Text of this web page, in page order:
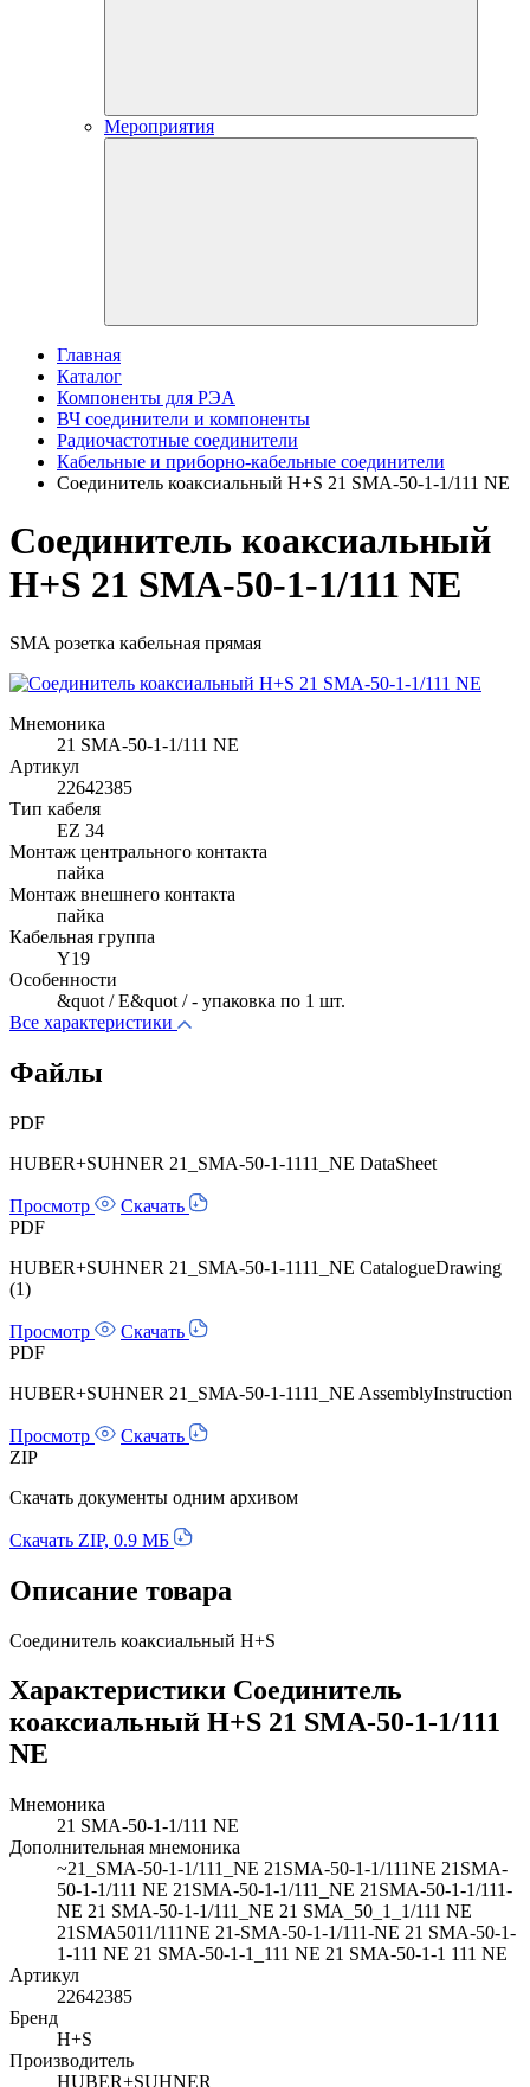
Мероприятия
Главная
Каталог
Компоненты для РЭА
ВЧ соединители и компоненты
Радиочастотные соединители
Кабельные и приборно-кабельные соединители
Соединитель коаксиальный H+S 21 SMA-50-1-1/111 NE
Соединитель коаксиальный
H+S 21 SMA-50-1-1/111 NE
SMA розетка кабельная прямая
Мнемоника
21 SMA-50-1-1/111 NE
Артикул
22642385
Тип кабеля
EZ 34
Монтаж центрального контакта
пайка
Монтаж внешнего контакта
пайка
Кабельная группа
Y19
Особенности
&quot / E&quot / - упаковка по 1 шт.
Все характеристики
Файлы
PDF
HUBER+SUHNER 21_SMA-50-1-1111_NE DataSheet
Просмотр
Скачать
PDF
HUBER+SUHNER 21_SMA-50-1-1111_NE CatalogueDrawing
(1)
Просмотр
Скачать
PDF
HUBER+SUHNER 21_SMA-50-1-1111_NE AssemblyInstruction
Просмотр
Скачать
ZIP
Скачать документы одним архивом
Скачать ZIP, 0.9 МБ
Описание товара
Соединитель коаксиальный H+S
Характеристики Соединитель
коаксиальный H+S 21 SMA-50-1-1/111
NE
Мнемоника
21 SMA-50-1-1/111 NE
Дополнительная мнемоника
~21_SMA-50-1-1/111_NE 21SMA-50-1-1/111NE 21SMA-
50-1-1/111 NE 21SMA-50-1-1/111_NE 21SMA-50-1-1/111-
NE 21 SMA-50-1-1/111_NE 21 SMA_50_1_1/111 NE
21SMA5011/111NE 21-SMA-50-1-1/111-NE 21 SMA-50-1-
1-111 NE 21 SMA-50-1-1_111 NE 21 SMA-50-1-1 111 NE
Артикул
22642385
Бренд
H+S
Производитель
HUBER+SUHNER